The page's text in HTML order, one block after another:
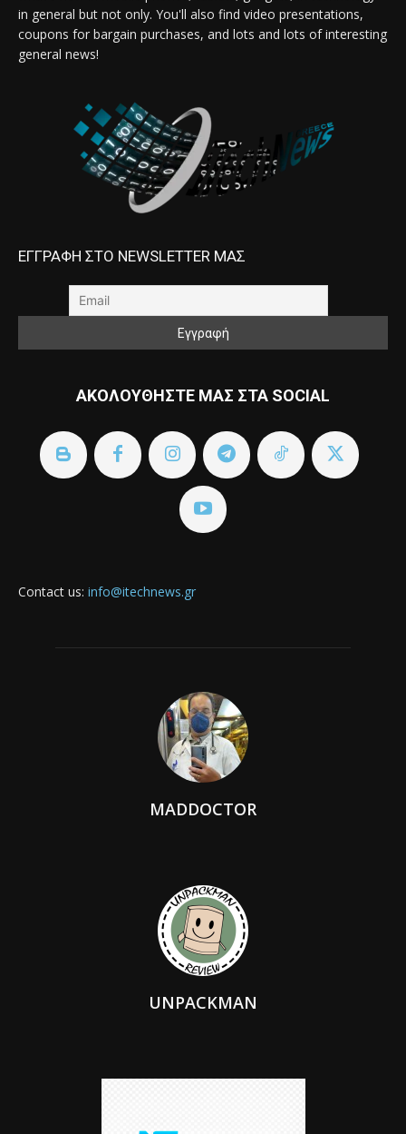
in general but not only. You'll also find video presentations,
coupons for bargain purchases, and lots and lots of interesting
general news!
ΕΓΓΡΑΦΗ ΣΤΟ NEWSLETTER ΜΑΣ
ΑΚΟΛΟΥΘΗΣΤΕ ΜΑΣ ΣΤΑ SOCIAL
Contact us: info@itechnews.gr
MADDOCTOR
UNPACKMAN